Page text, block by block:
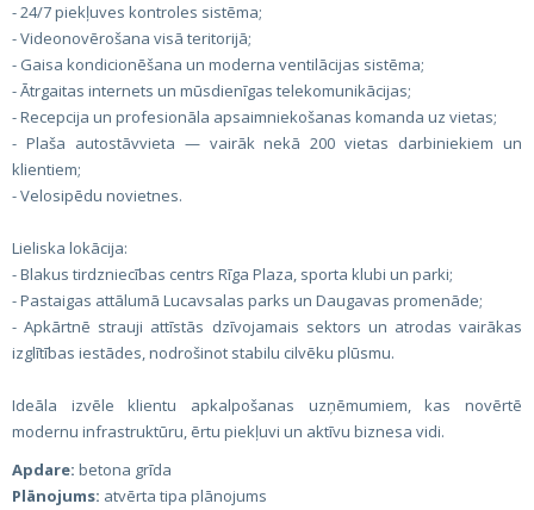
- 24/7 piekļuves kontroles sistēma;
- Videonovērošana visā teritorijā;
- Gaisa kondicionēšana un moderna ventilācijas sistēma;
- Ātrgaitas internets un mūsdienīgas telekomunikācijas;
- Recepcija un profesionāla apsaimniekošanas komanda uz vietas;
- Plaša autostāvvieta — vairāk nekā 200 vietas darbiniekiem un
klientiem;
- Velosipēdu novietnes.
Lieliska lokācija:
- Blakus tirdzniecības centrs Rīga Plaza, sporta klubi un parki;
- Pastaigas attālumā Lucavsalas parks un Daugavas promenāde;
- Apkārtnē strauji attīstās dzīvojamais sektors un atrodas vairākas
izglītības iestādes, nodrošinot stabilu cilvēku plūsmu.
Ideāla izvēle klientu apkalpošanas uzņēmumiem, kas novērtē
modernu infrastruktūru, ērtu piekļuvi un aktīvu biznesa vidi.
Apdare: betona grīda
Plānojums: atvērta tipa plānojums